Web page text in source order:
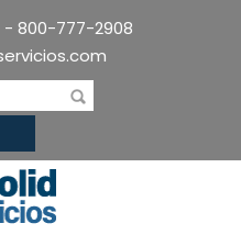
800-777-2908